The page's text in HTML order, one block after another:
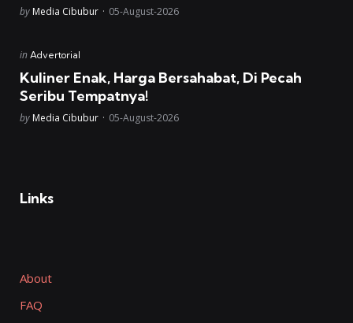
Posted
by Media Cibubur 05-August-2026
Posted
in Advertorial
Kuliner Enak, Harga Bersahabat, Di Pecah
Seribu Tempatnya!
Posted
by Media Cibubur 05-August-2026
Links
About
FAQ